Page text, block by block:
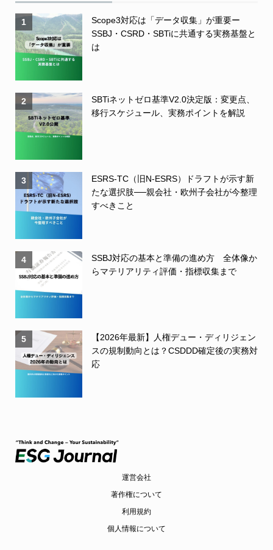
1
Scope3対応は「データ収集」が重要ー
SSBJ・CSRD・SBTiに共通する実務基盤と
は
2
SBTiネットゼロ基準V2.0決定版：変更点、
移行スケジュール、実務ポイントを解説
3
ESRS-TC（旧N-ESRS）ドラフトが示す新
たな選択肢──親会社・欧州子会社が今整理
すべきこと
4
SSBJ対応の基本と準備の進め方 全体像か
らマテリアリティ評価・指標収集まで
5
【2026年最新】人権デュー・ディリジェン
スの規制動向とは？CSDDD確定後の実務対
応
運営会社
著作権について
利用規約
個人情報について